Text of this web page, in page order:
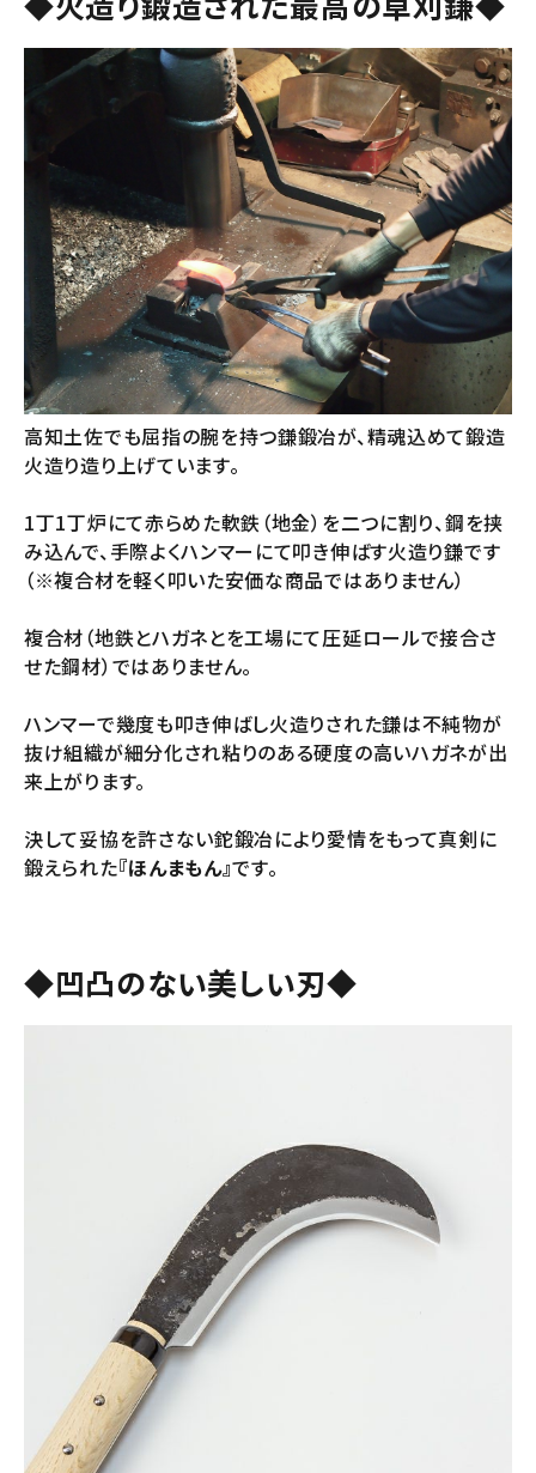
高知土佐でも屈指の腕を持つ鎌鍛冶が、精魂込めて鍛造
火造り造り上げています。
1丁1丁炉にて赤らめた軟鉄（地金）を二つに割り、鋼を挟
み込んで、手際よくハンマーにて叩き伸ばす火造り鎌です
（※複合材を軽く叩いた安価な商品ではありません）
複合材（地鉄とハガネとを工場にて圧延ロールで接合さ
せた鋼材）ではありません。
ハンマーで幾度も叩き伸ばし火造りされた鎌は不純物が
抜け組織が細分化され粘りのある硬度の高いハガネが出
来上がります。
決して妥協を許さない鉈鍛冶により愛情をもって真剣に
鍛えられた『ほんまもん』です。
◆凹凸のない美しい刃◆